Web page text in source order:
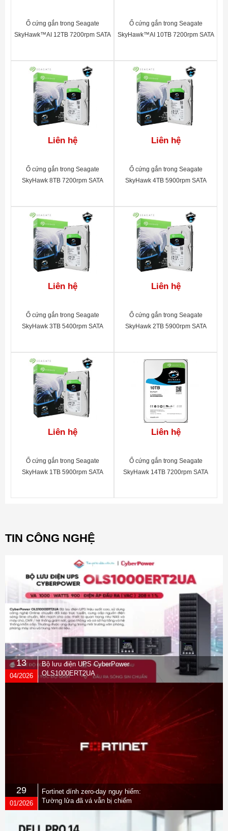
Ổ cứng gắn trong Seagate
SkyHawk™AI 12TB 7200rpm SATA
Ổ cứng gắn trong Seagate
SkyHawk™AI 10TB 7200rpm SATA
Liên hệ
Ổ cứng gắn trong Seagate
SkyHawk 8TB 7200rpm SATA
Liên hệ
Ổ cứng gắn trong Seagate
SkyHawk 4TB 5900rpm SATA
Liên hệ
Ổ cứng gắn trong Seagate
SkyHawk 3TB 5400rpm SATA
Liên hệ
Ổ cứng gắn trong Seagate
SkyHawk 2TB 5900rpm SATA
Liên hệ
Ổ cứng gắn trong Seagate
SkyHawk 1TB 5900rpm SATA
Liên hệ
Ổ cứng gắn trong Seagate
SkyHawk 14TB 7200rpm SATA
TIN CÔNG NGHỆ
13
04/2026
Bộ lưu điện UPS CyberPower
OLS1000ERT2UA
29
01/2026
Fortinet dính zero-day nguy hiểm:
Tường lửa đã vá vẫn bị chiếm
quyền